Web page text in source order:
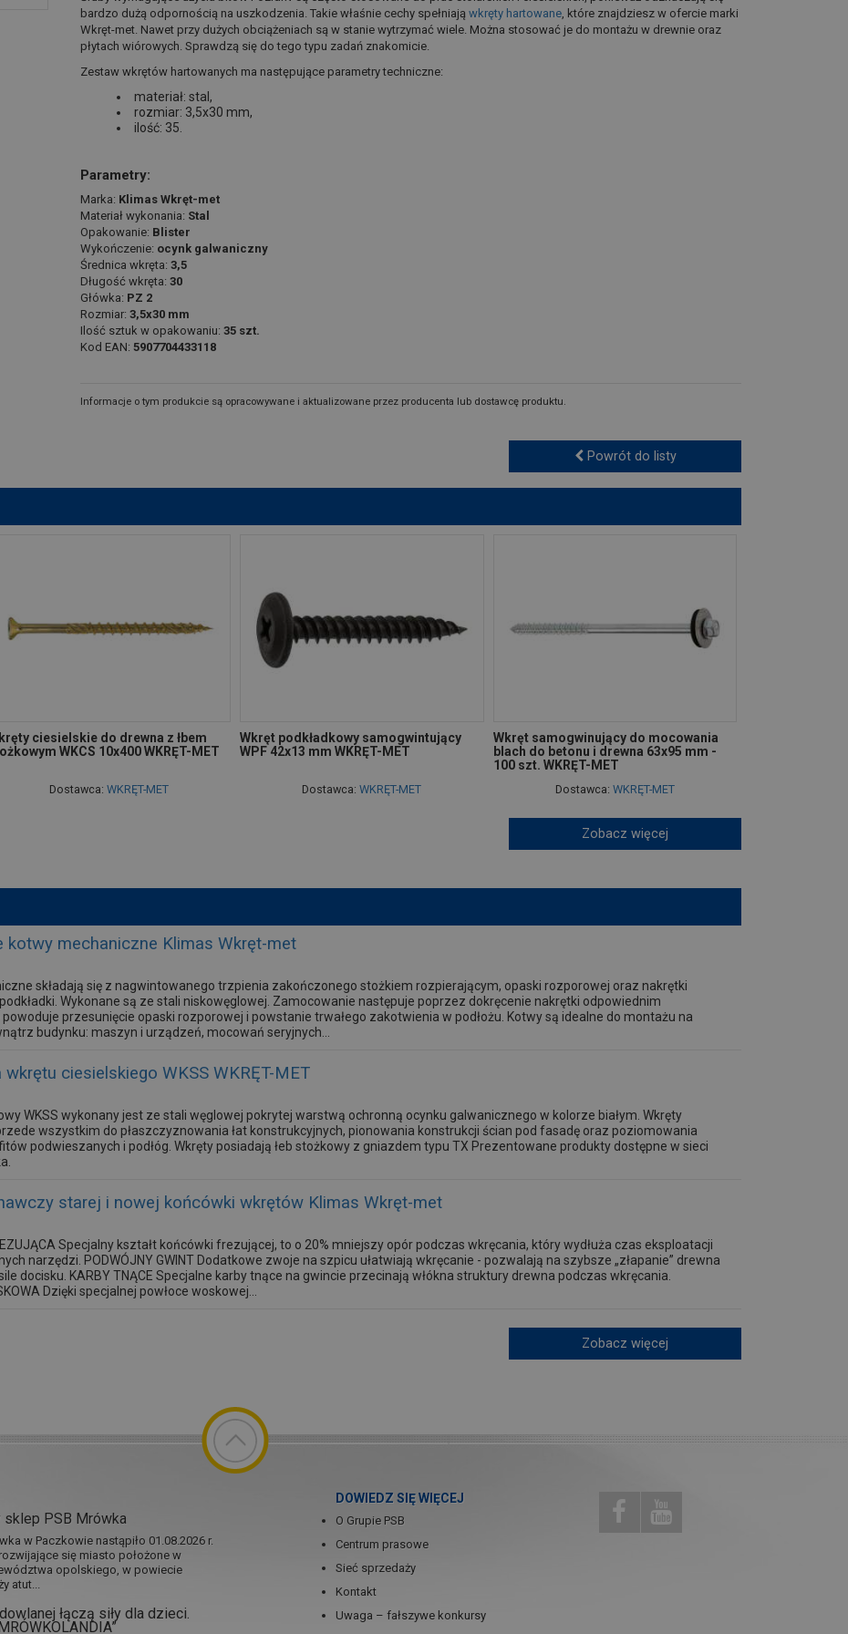
bardzo dużą odpornością na uszkodzenia. Takie właśnie cechy spełniają wkręty hartowane, które znajdziesz w ofercie marki
Wkręt-met. Nawet przy dużych obciążeniach są w stanie wytrzymać wiele. Można stosować je do montażu w drewnie oraz
płytach wiórowych. Sprawdzą się do tego typu zadań znakomicie.
Zestaw wkrętów hartowanych ma następujące parametry techniczne:
materiał: stal,
rozmiar: 3,5x30 mm,
ilość: 35.
Parametry:
Marka: Klimas Wkręt-met
Materiał wykonania: Stal
Opakowanie: Blister
Wykończenie: ocynk galwaniczny
Średnica wkręta: 3,5
Długość wkręta: 30
Główka: PZ 2
Rozmiar: 3,5x30 mm
Ilość sztuk w opakowaniu: 35 szt.
Kod EAN: 5907704433118
Informacje o tym produkcie są opracowywane i aktualizowane przez producenta lub dostawcę produktu.
Powrót do listy
ciesielskie do drewna z łbem
WKCS 10x400 WKRĘT-MET
Dostawca: WKRĘT-MET
Wkręt podkładkowy samogwintujący
WPF 42x13 mm WKRĘT-MET
Dostawca:WKRĘT-MET
Wkręt samogwinujący do mocowania
blach do betonu i drewna 63x95 mm -
100 szt. WKRĘT-MET
Dostawca: WKRĘT-MET
Zobacz więcej
kotwy mechaniczne Klimas Wkręt-met
składają się z nagwintowanego trzpienia zakończonego stożkiem rozpierającym, opaski rozporowej oraz nakrętki
Wykonane są ze stali niskowęglowej. Zamocowanie następuje poprzez dokręcenie nakrętki odpowiednim
przesunięcie opaski rozporowej i powstanie trwałego zakotwienia w podłożu. Kotwy są idealne do montażu na
budynku: maszyn i urządzeń, mocowań seryjnych...
ciesielskiego WKSS WKRĘT-MET
WKSS wykonany jest ze stali węglowej pokrytej warstwą ochronną ocynku galwanicznego w kolorze białym. Wkręty
wszystkim do płaszczyznowania łat konstrukcyjnych, pionowania konstrukcji ścian pod fasadę oraz poziomowania
podwieszanych i podłóg. Wkręty posiadają łeb stożkowy z gniazdem typu TX Prezentowane produkty dostępne w sieci
starej i nowej końcówki wkrętów Klimas Wkręt-met
Specjalny kształt końcówki frezującej, to o 20% mniejszy opór podczas wkręcania, który wydłuża czas eksploatacji
narzędzi. PODWÓJNY GWINT Dodatkowe zwoje na szpicu ułatwiają wkręcanie - pozwalają na szybsze „złapanie” drewna
docisku. KARBY TNĄCE Specjalne karby tnące na gwincie przecinają włókna struktury drewna podczas wkręcania.
Dzięki specjalnej powłoce woskowej...
Zobacz więcej
sklep PSB Mrówka
w Paczkowie nastąpiło 01.08.2026 r.
się miasto położone w
opolskiego, w powiecie
atut...
łączą siły dla dzieci.
DOWIEDZ SIĘ WIĘCEJ
O Grupie PSB
Centrum prasowe
Sieć sprzedaży
Kontakt
Uwaga – fałszywe konkursy